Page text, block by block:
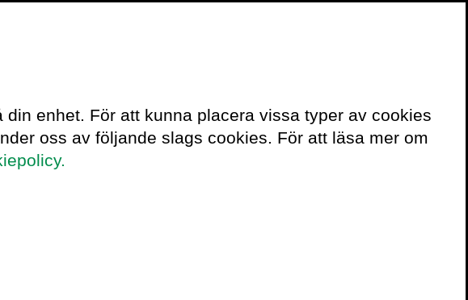
Kontakt
enhet. För att kunna placera vissa typer av cookies
oss av följande slags cookies. För att läsa mer om